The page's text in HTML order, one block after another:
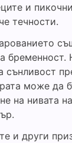
и
течности.
бременност.
сънливост
може да
на нивата
и други